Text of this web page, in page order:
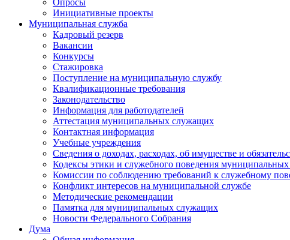
Опросы
Инициативные проекты
Муниципальная служба
Кадровый резерв
Вакансии
Конкурсы
Стажировка
Поступление на муниципальную службу
Квалификационные требования
Законодательство
Информация для работодателей
Аттестация муниципальных служащих
Контактная информация
Учебные учреждения
Сведения о доходах, расходах, об имуществе и
Кодексы этики и служебного поведения
Комиссии по соблюдению требований к служебному
Конфликт интересов на муниципальной службе
Методические рекомендации
Памятка для муниципальных служащих
Новости Федерального Cобрания
Дума